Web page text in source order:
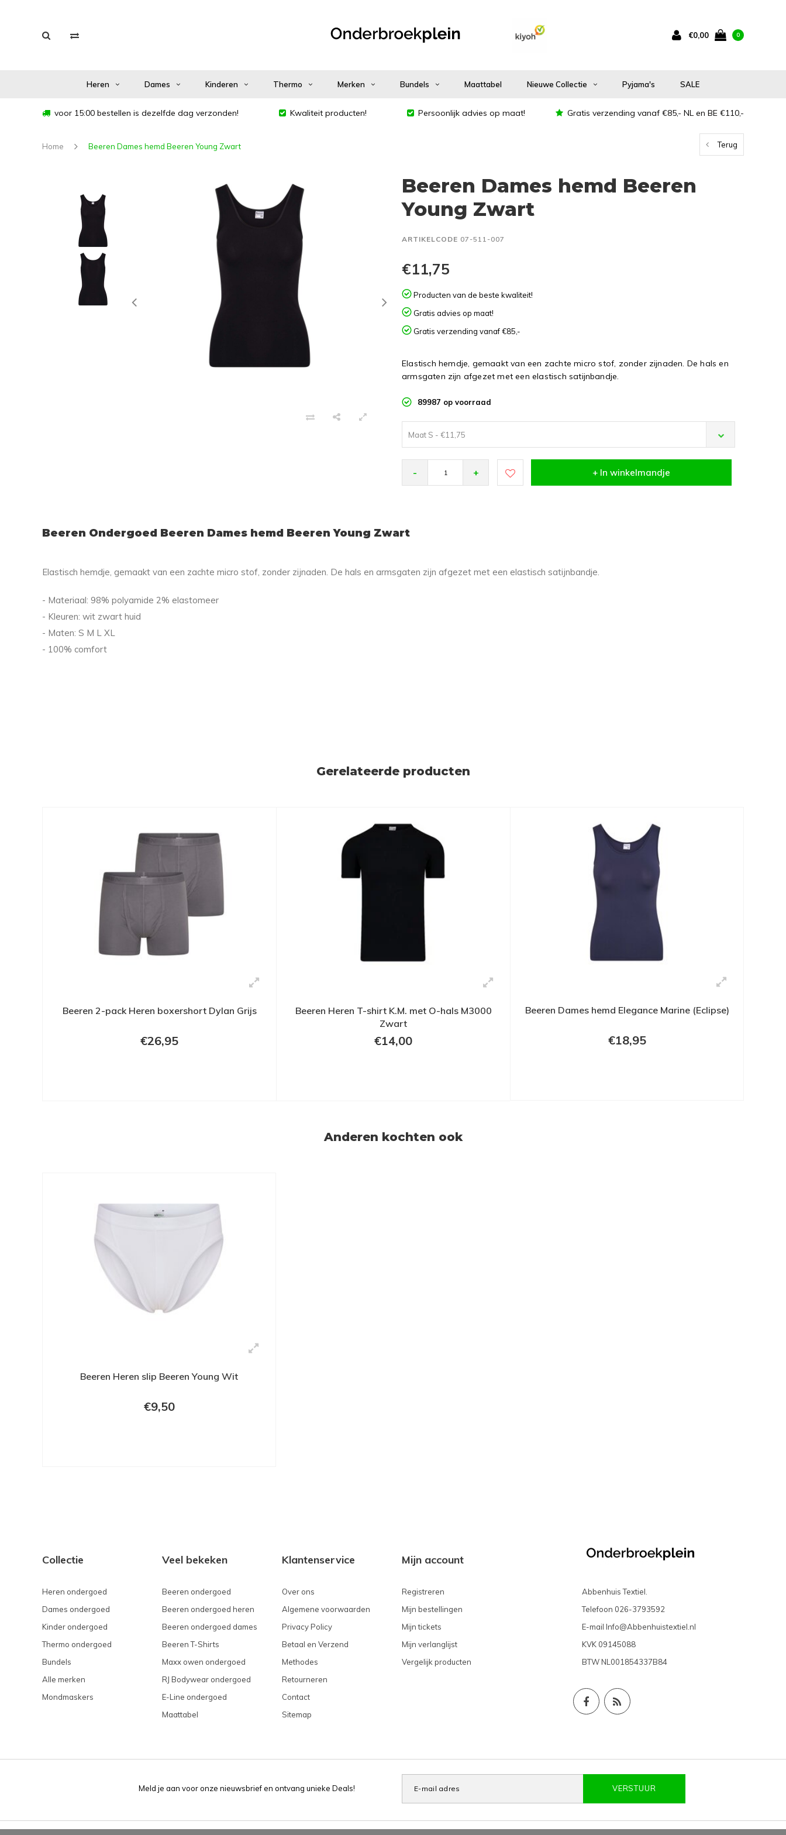
€0,00 0
Heren Dames Kinderen Thermo Merken Bundels Maattabel Nieuwe Collectie Pyjama's SALE
voor 15:00 bestellen is dezelfde dag verzonden! Kwaliteit producten! Persoonlijk advies op maat! Gratis verzending vanaf €85,- NL en BE €110,-
Home Beeren Dames hemd Beeren Young Zwart Terug
Beeren Dames hemd Beeren
Young Zwart
ARTIKELCODE 07-511-007
€11,75
Producten van de beste kwaliteit!
Gratis advies op maat!
Gratis verzending vanaf €85,-
Elastisch hemdje, gemaakt van een zachte micro stof, zonder zijnaden. De hals en
armsgaten zijn afgezet met een elastisch satijnbandje.
89987 op voorraad
Maat S - €11,75
- + + In winkelmandje
Beeren Ondergoed Beeren Dames hemd Beeren Young Zwart
Elastisch hemdje, gemaakt van een zachte micro stof, zonder zijnaden. De hals en armsgaten zijn afgezet met een elastisch satijnbandje.
- Materiaal: 98% polyamide 2% elastomeer
- Kleuren: wit zwart huid
- Maten: S M L XL
- 100% comfort
Gerelateerde producten
Beeren 2-pack Heren boxershort Dylan Grijs
€26,95
Beeren Heren T-shirt K.M. met O-hals M3000
Zwart
€14,00
Beeren Dames hemd Elegance Marine (Eclipse)
€18,95
Anderen kochten ook
Beeren Heren slip Beeren Young Wit
€9,50
Collectie
Heren ondergoed
Dames ondergoed
Kinder ondergoed
Thermo ondergoed
Bundels
Alle merken
Mondmaskers
Veel bekeken
Beeren ondergoed
Beeren ondergoed heren
Beeren ondergoed dames
Beeren T-Shirts
Maxx owen ondergoed
RJ Bodywear ondergoed
E-Line ondergoed
Maattabel
Klantenservice
Over ons
Algemene voorwaarden
Privacy Policy
Betaal en Verzend
Methodes
Retourneren
Contact
Sitemap
Mijn account
Registreren
Mijn bestellingen
Mijn tickets
Mijn verlanglijst
Vergelijk producten
Abbenhuis Textiel.
Telefoon 026-3793592
E-mail Info@Abbenhuistextiel.nl
KVK 09145088
BTW NL001854337B84
Meld je aan voor onze nieuwsbrief en ontvang unieke Deals! VERSTUUR